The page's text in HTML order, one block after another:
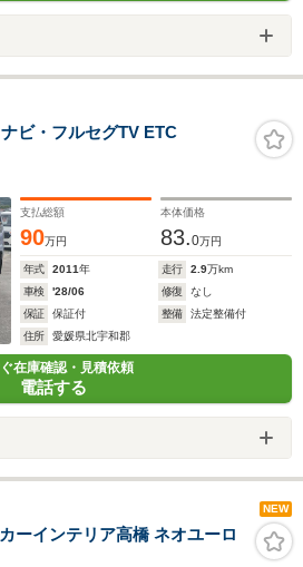
ビ・フルセグTV ETC
支払総額
90万円
本体価格
83.0万円
年式 2011年 走行 2.9万km
車検
'28/06 修復
なし
保証
保証付 整備
法定整備付
住所
愛媛県北宇和郡
在庫確認・見積依頼
電話する
NEW
ーインテリア高橋 ネオユーロ